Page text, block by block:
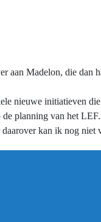
aan Madelon, die dan
nieuwe initiatieven
planning van het
kan ik nog niet